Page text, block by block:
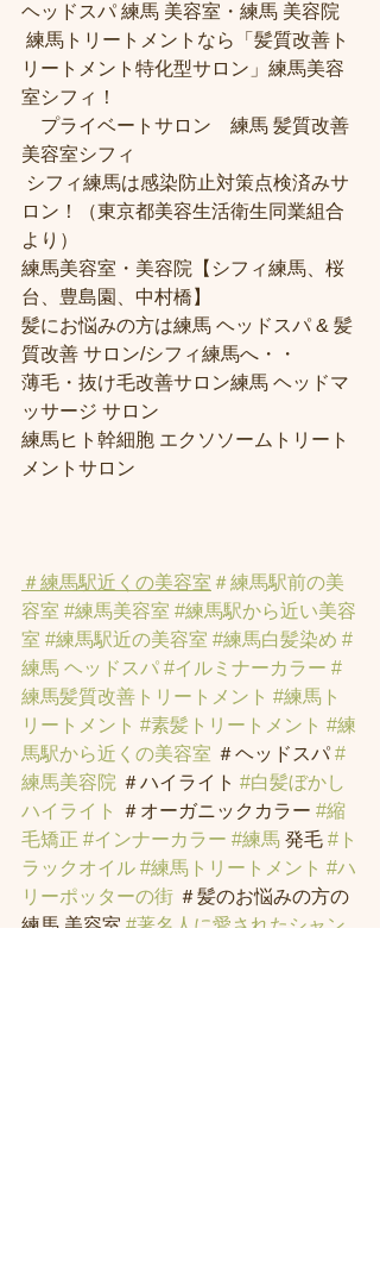
ヘッドスパ 練馬 美容室・練馬 美容院
練馬トリートメントなら「髪質改善ト
リートメント特化型サロン」練馬美容
室シフィ！
プライベートサロン　練馬 髪質改善
美容室シフィ
シフィ練馬は感染防止対策点検済みサ
ロン！（東京都美容生活衛生同業組合
より）
練馬美容室・美容院【シフィ練馬、桜
台、豊島園、中村橋】
髪にお悩みの方は練馬 ヘッドスパ & 髪
質改善 サロン/シフィ練馬へ・・
薄毛・抜け毛改善サロン練馬 ヘッドマ
ッサージ サロン
練馬ヒト幹細胞 エクソソームトリート
メントサロン
＃練馬駅近くの美容室 ＃練馬駅前の美
容室 #練馬美容室 #練馬駅から近い美容
室 #練馬駅近の美容室 #練馬白髪染め #
練馬 ヘッドスパ #イルミナーカラー #
練馬髪質改善トリートメント #練馬ト
リートメント #素髪トリートメント #練
馬駅から近くの美容室 ＃ヘッドスパ #
練馬美容院 ＃ハイライト #白髪ぼかし
ハイライト
＃オーガニックカラー #縮
毛矯正 #インナーカラー #練馬 発毛 #ト
ラックオイル #練馬トリートメント #ハ
リーポッターの街 ＃髪のお悩みの方の
練馬 美容室 #著名人に愛されたシャン